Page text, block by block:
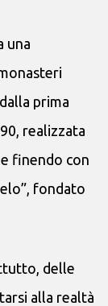
una
prima
realizzata
finendo con
fondato
delle
alla realtà